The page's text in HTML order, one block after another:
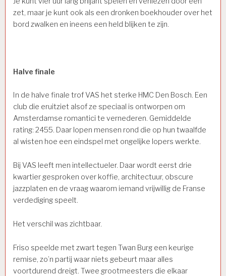
zet, maar je kunt ook als een dronken boekhouder over het
bord zwalken en ineens een held blijken te zijn.
Halve finale
In de halve finale trof VAS het sterke HMC Den Bosch. Een
club die eruitziet alsof ze speciaal is ontworpen om
Amsterdamse romantici te vernederen. Gemiddelde
rating: 2455. Daar lopen mensen rond die op hun twaalfde
al wisten hoe een eindspel met ongelijke lopers werkte.
Bij VAS leeft men intellectueler. Daar wordt eerst drie
kwartier gesproken over koffie, architectuur, obscure
jazzplaten en de vraag waarom iemand vrijwillig de Franse
verdediging speelt.
Het verschil was zichtbaar.
Friso speelde met zwart tegen Twan Burg een keurige
remise, zo’n partij waar niets gebeurt maar alles
voortdurend dreigt. Twee grootmeesters die elkaar